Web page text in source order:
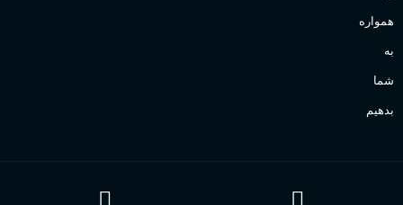
همواره
به
شما
بدهیم